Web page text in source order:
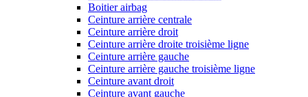
Boitier airbag
Ceinture arrière centrale
Ceinture arrière droit
Ceinture arrière droite troisième ligne
Ceinture arrière gauche
Ceinture arrière gauche troisième ligne
Ceinture avant droit
Ceinture avant gauche